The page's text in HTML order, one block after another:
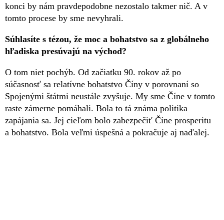
konci by nám pravdepodobne nezostalo takmer nič. A v
tomto procese by sme nevyhrali.
Súhlasíte s tézou, že moc a bohatstvo sa z globálneho
hľadiska presúvajú na východ?
O tom niet pochýb. Od začiatku 90. rokov až po
súčasnosť sa relatívne bohatstvo Číny v porovnaní so
Spojenými štátmi neustále zvyšuje. My sme Číne v tomto
raste zámerne pomáhali. Bola to tá známa politika
zapájania sa. Jej cieľom bolo zabezpečiť Číne prosperitu
a bohatstvo. Bola veľmi úspešná a pokračuje aj naďalej.